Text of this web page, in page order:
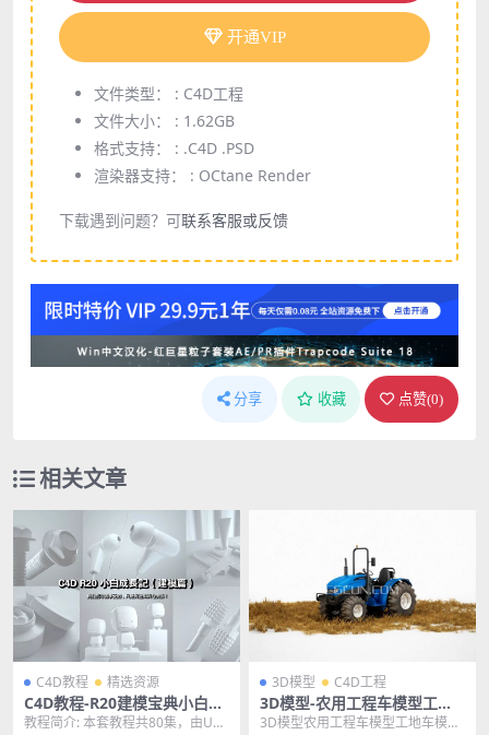
开通VIP
文件类型： : C4D工程
文件大小： : 1.62GB
格式支持： : .C4D .PSD
渲染器支持： : OCtane Render
下载遇到问题？可联系客服或反馈
分享 收藏 点赞(0)
相关文章
C4D教程 精选资源
C4D教程-R20建模宝典小白快
速入门中文手册教程80集
教程简介: 本套教程共80集，由UTV
3D模型 C4D工程
3D模型-农用工程车模型工地
车模型C4D工程FBX模型
3D模型农用工程车模型工地车模型